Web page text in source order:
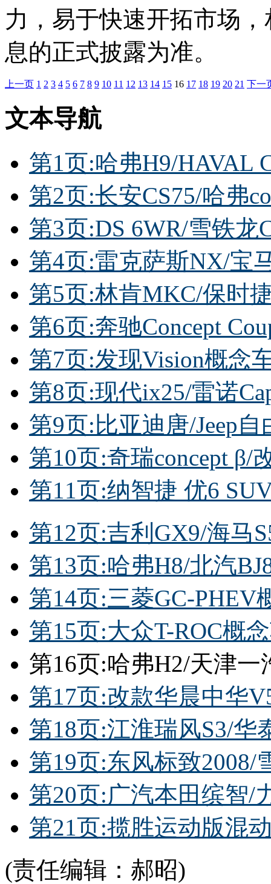
力，易于快速开拓市场
息的正式披露为准。
上一页 1 2 3 4 5 6 7 8 9 10 11 12 13 14 15 16 17 18 19 20 21 下一
文本导航
第1页:哈弗H9/HAVAL
第2页:长安CS75/哈弗
第3页:DS 6WR/雪铁龙
第4页:雷克萨斯NX/宝
第5页:林肯MKC/保时
第6页:奔驰Concept
第7页:发现Vision概念
第8页:现代ix25/雷诺
第9页:比亚迪唐/Jeep自
第10页:奇瑞concept β/
第11页:纳智捷 优6
第12页:吉利GX9/海马
第13页:哈弗H8/北汽
第14页:三菱GC-PHEV
第15页:大众T-ROC概
第16页:哈弗H2/天津一
第17页:改款华晨中华
第18页:江淮瑞风S3/华
第19页:东风标致2008/
第20页:广汽本田缤智/
第21页:揽胜运动版混
(责任编辑：郝昭)